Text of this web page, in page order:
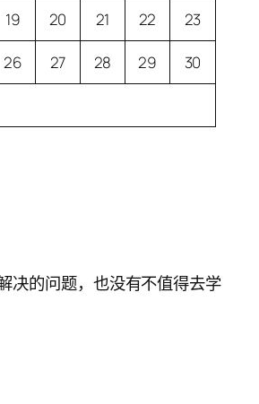
19 20 21 22 23
26 27 28 29 30
决的问题，也没有不值得去学